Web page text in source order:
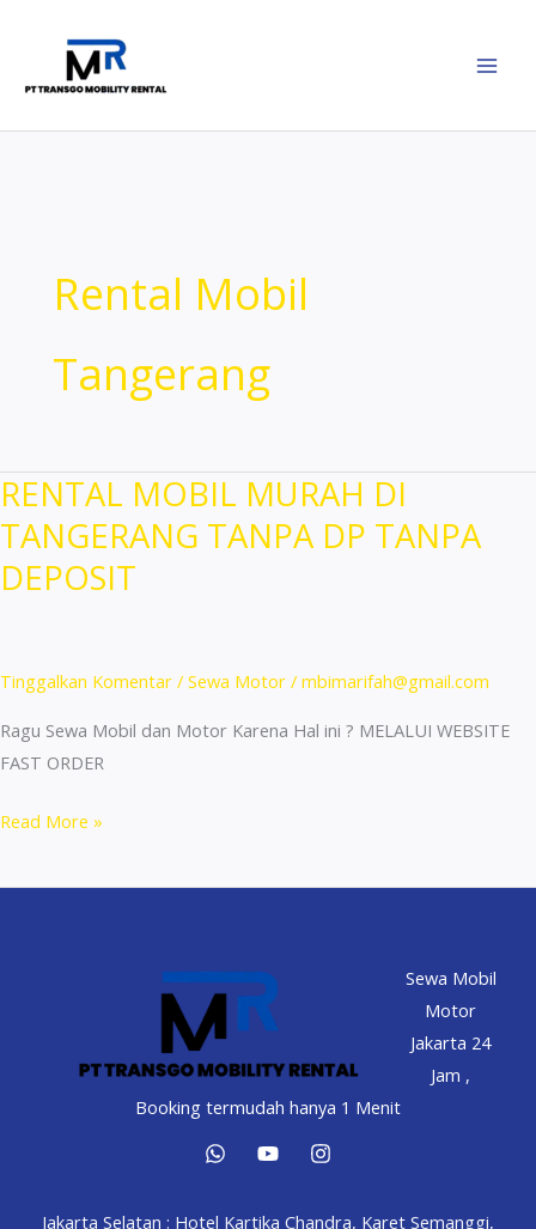
konten
Rental Mobil
Tangerang
RENTAL MOBIL MURAH DI
TANGERANG TANPA DP TANPA
DEPOSIT
Tinggalkan Komentar / Sewa Motor / mbimarifah@gmail.com
Ragu Sewa Mobil dan Motor Karena Hal ini ? MELALUI WEBSITE
FAST ORDER
RENTAL
MURAH
Read More »
Sewa Mobil
Motor
Jakarta 24
Jam ,
Booking termudah hanya 1 Menit
Jakarta Selatan : Hotel Kartika Chandra, Karet Semanggi,